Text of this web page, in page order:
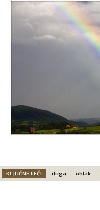
KLJUČNE REČI duga oblak